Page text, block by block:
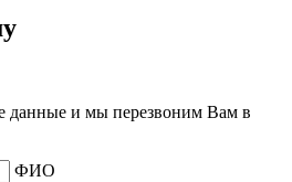
данные и мы перезвоним Вам в
ФИО